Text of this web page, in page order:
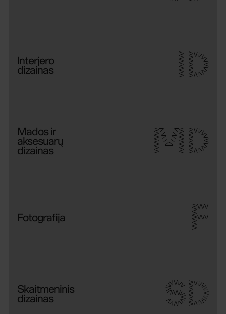
dizainas ID
aksesuarų
dizainas MD
F
dizainas SD